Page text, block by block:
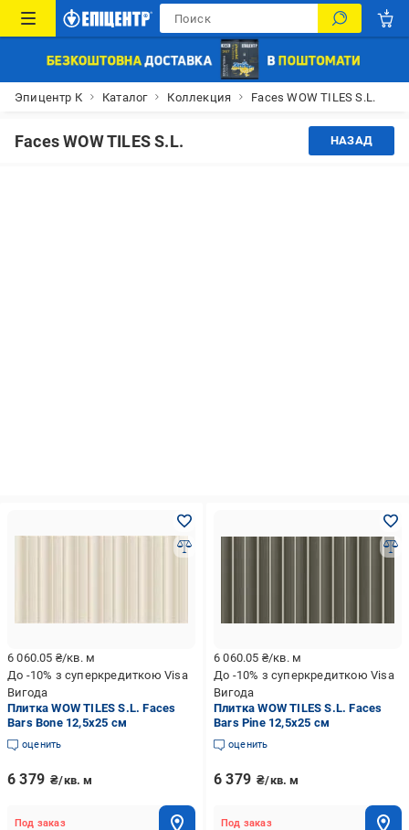
Эпицентр К Каталог Коллекция Faces WOW TILES S.L.
Faces WOW TILES S.L. НАЗАД
6 060.05 ₴/кв. м
До -10% з суперкредиткою Visa
Вигода
Плитка WOW TILES S.L. Faces
Bars Bone 12,5x25 см
оценить
6 379 ₴/кв. м
Под заказ
6 060.05 ₴/кв. м
До -10% з суперкредиткою Visa
Вигода
Плитка WOW TILES S.L. Faces
Bars Pine 12,5x25 см
оценить
6 379 ₴/кв. м
Под заказ